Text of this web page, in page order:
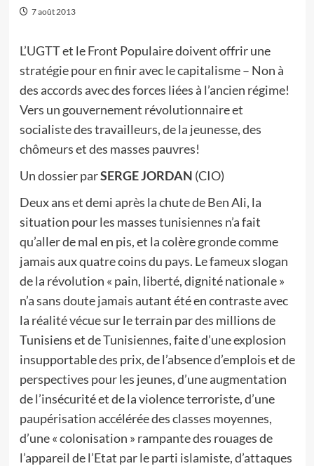
7 août 2013
L’UGTT et le Front Populaire doivent offrir une
stratégie pour en finir avec le capitalisme – Non à
des accords avec des forces liées à l’ancien régime!
Vers un gouvernement révolutionnaire et
socialiste des travailleurs, de la jeunesse, des
chômeurs et des masses pauvres!
Un dossier parSERGE JORDAN (CIO)
Deux ans et demi après la chute de Ben Ali, la
situation pour les masses tunisiennes n’a fait
qu’aller de mal en pis, et la colère gronde comme
jamais aux quatre coins du pays. Le fameux slogan
de la révolution « pain, liberté, dignité nationale »
n’a sans doute jamais autant été en contraste avec
la réalité vécue sur le terrain par des millions de
Tunisiens et de Tunisiennes, faite d’une explosion
insupportable des prix, de l’absence d’emplois et de
perspectives pour les jeunes, d’une augmentation
de l’insécurité et de la violence terroriste, d’une
paupérisation accélérée des classes moyennes,
d’une « colonisation » rampante des rouages de
l’appareil de l’Etat par le parti islamiste, d’attaques